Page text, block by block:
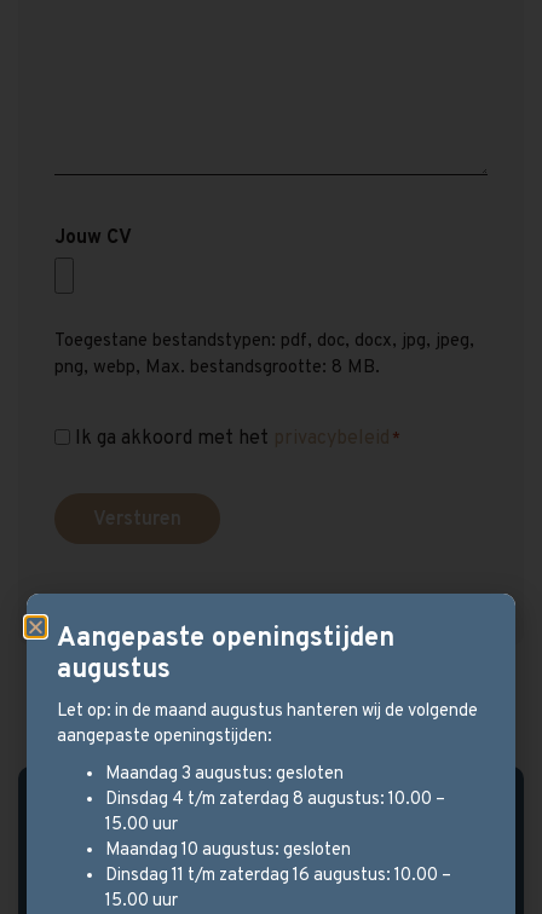
Jouw CV
Toegestane bestandstypen: pdf, doc, docx, jpg, jpeg,
png, webp, Max. bestandsgrootte: 8 MB.
Instemming
Ik ga akkoord met het *
Aangepaste openingstijden
augustus
Let op: in de maand augustus hanteren wij de volgende
aangepaste openingstijden:
Maandag 3 augustus: gesloten
Dinsdag 4 t/m zaterdag 8 augustus: 10.00 –
15.00 uur
Maandag 10 augustus: gesloten
Dinsdag 11 t/m zaterdag 16 augustus: 10.00 –
15.00 uur